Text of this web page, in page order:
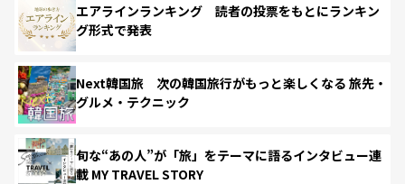
エアラインランキング 読者の投票をもとにランキン
グ形式で発表
Next韓国旅 次の韓国旅行がもっと楽しくなる 旅先・
グルメ・テクニック
旬な“あの人”が「旅」をテーマに語るインタビュー連
載 MY TRAVEL STORY